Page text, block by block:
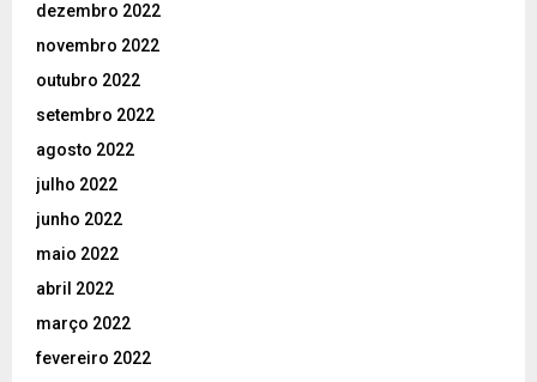
dezembro 2022
novembro 2022
outubro 2022
setembro 2022
agosto 2022
julho 2022
junho 2022
maio 2022
abril 2022
março 2022
fevereiro 2022